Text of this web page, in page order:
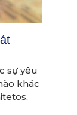
sự yêu
khác